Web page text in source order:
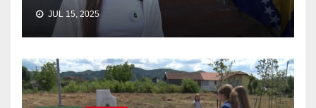
JUL 15, 2025